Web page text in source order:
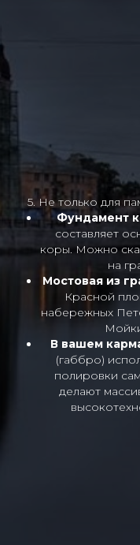
5. Не только для
Фундамент
составляет
коры. Можно
на
Мостовая из
Красной
набережных
В вашем
(габбро)
полировки
делают